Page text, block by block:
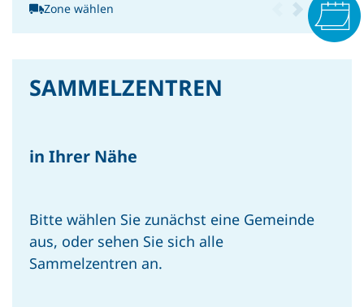
Lebensmittelsicherheit – Für
mehr Bewusstsein im Umgang
PRESSE
Damit aus Abfall wieder Humus
wird: Tag der Erde
Zone wählen
SAMMELZENTREN
in Ihrer Nähe
Bitte wählen Sie zunächst eine Gemeinde
aus, oder sehen Sie sich alle
Sammelzentren an.